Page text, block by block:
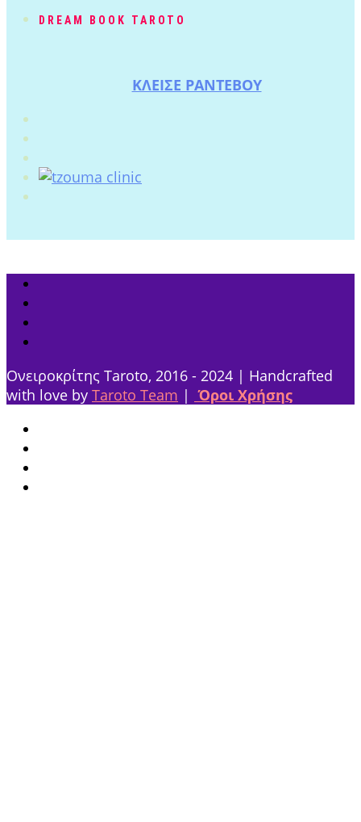
DREAM BOOK TAROTO
ΚΛΕΙΣΕ ΡΑΝΤΕΒΟΥ
Ονειροκρίτης Taroto, 2016 - 2024 | Handcrafted
with love by Taroto Team | Όροι Χρήσης